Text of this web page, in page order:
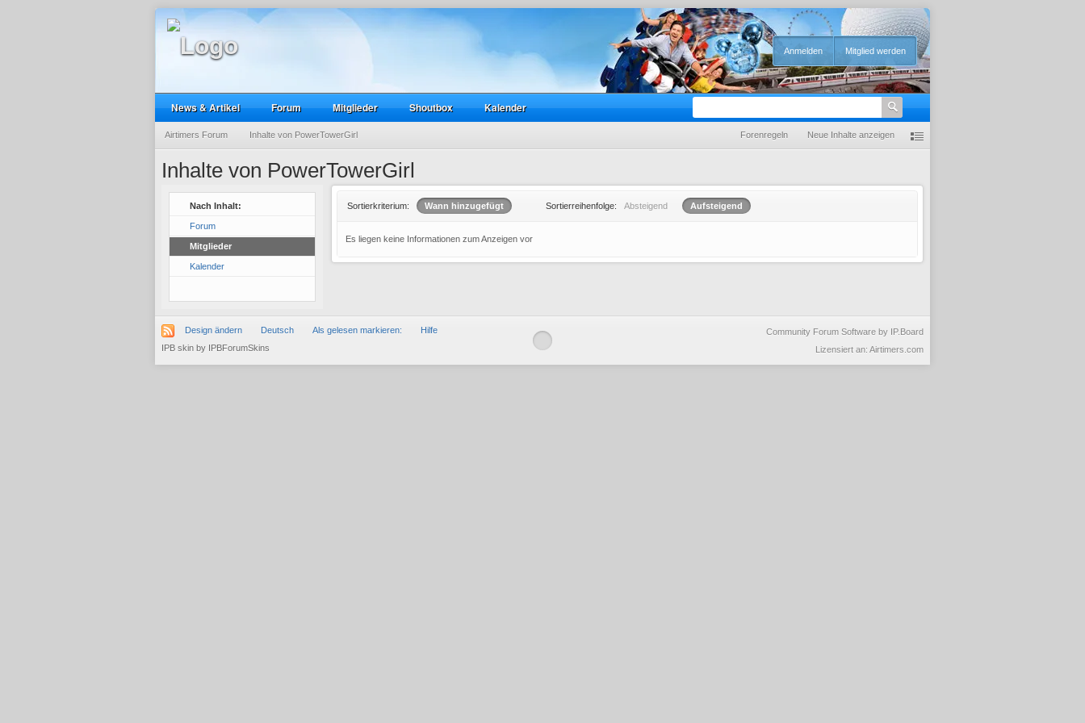
Anmelden Mitglied werden
News & Artikel Forum Mitglieder Shoutbox Kalender
Airtimers Forum Inhalte von PowerTowerGirl Forenregeln Neue Inhalte anzeigen
Inhalte von PowerTowerGirl
Nach Inhalt:
Forum
Mitglieder
Kalender
Sortierkriterium: Wann hinzugefügt Sortierreihenfolge: Absteigend Aufsteigend
Es liegen keine Informationen zum Anzeigen vor
Design ändern Deutsch Als gelesen markieren: Hilfe
Community Forum Software by IP.Board
Lizensiert an: Airtimers.com
IPB skin by IPBForumSkins